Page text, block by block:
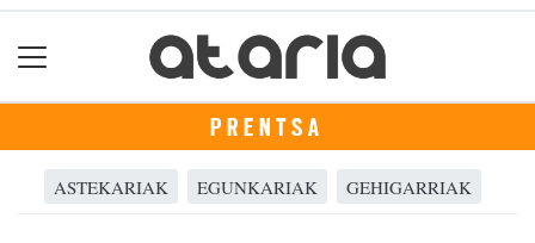
PRENTSA
ASTEKARIAK EGUNKARIAK GEHIGARRIAK